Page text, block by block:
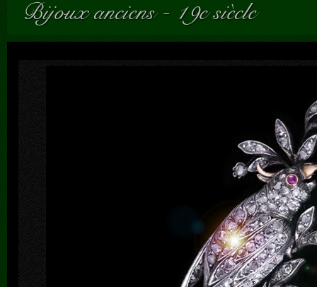
Bijoux anciens 19e siècle